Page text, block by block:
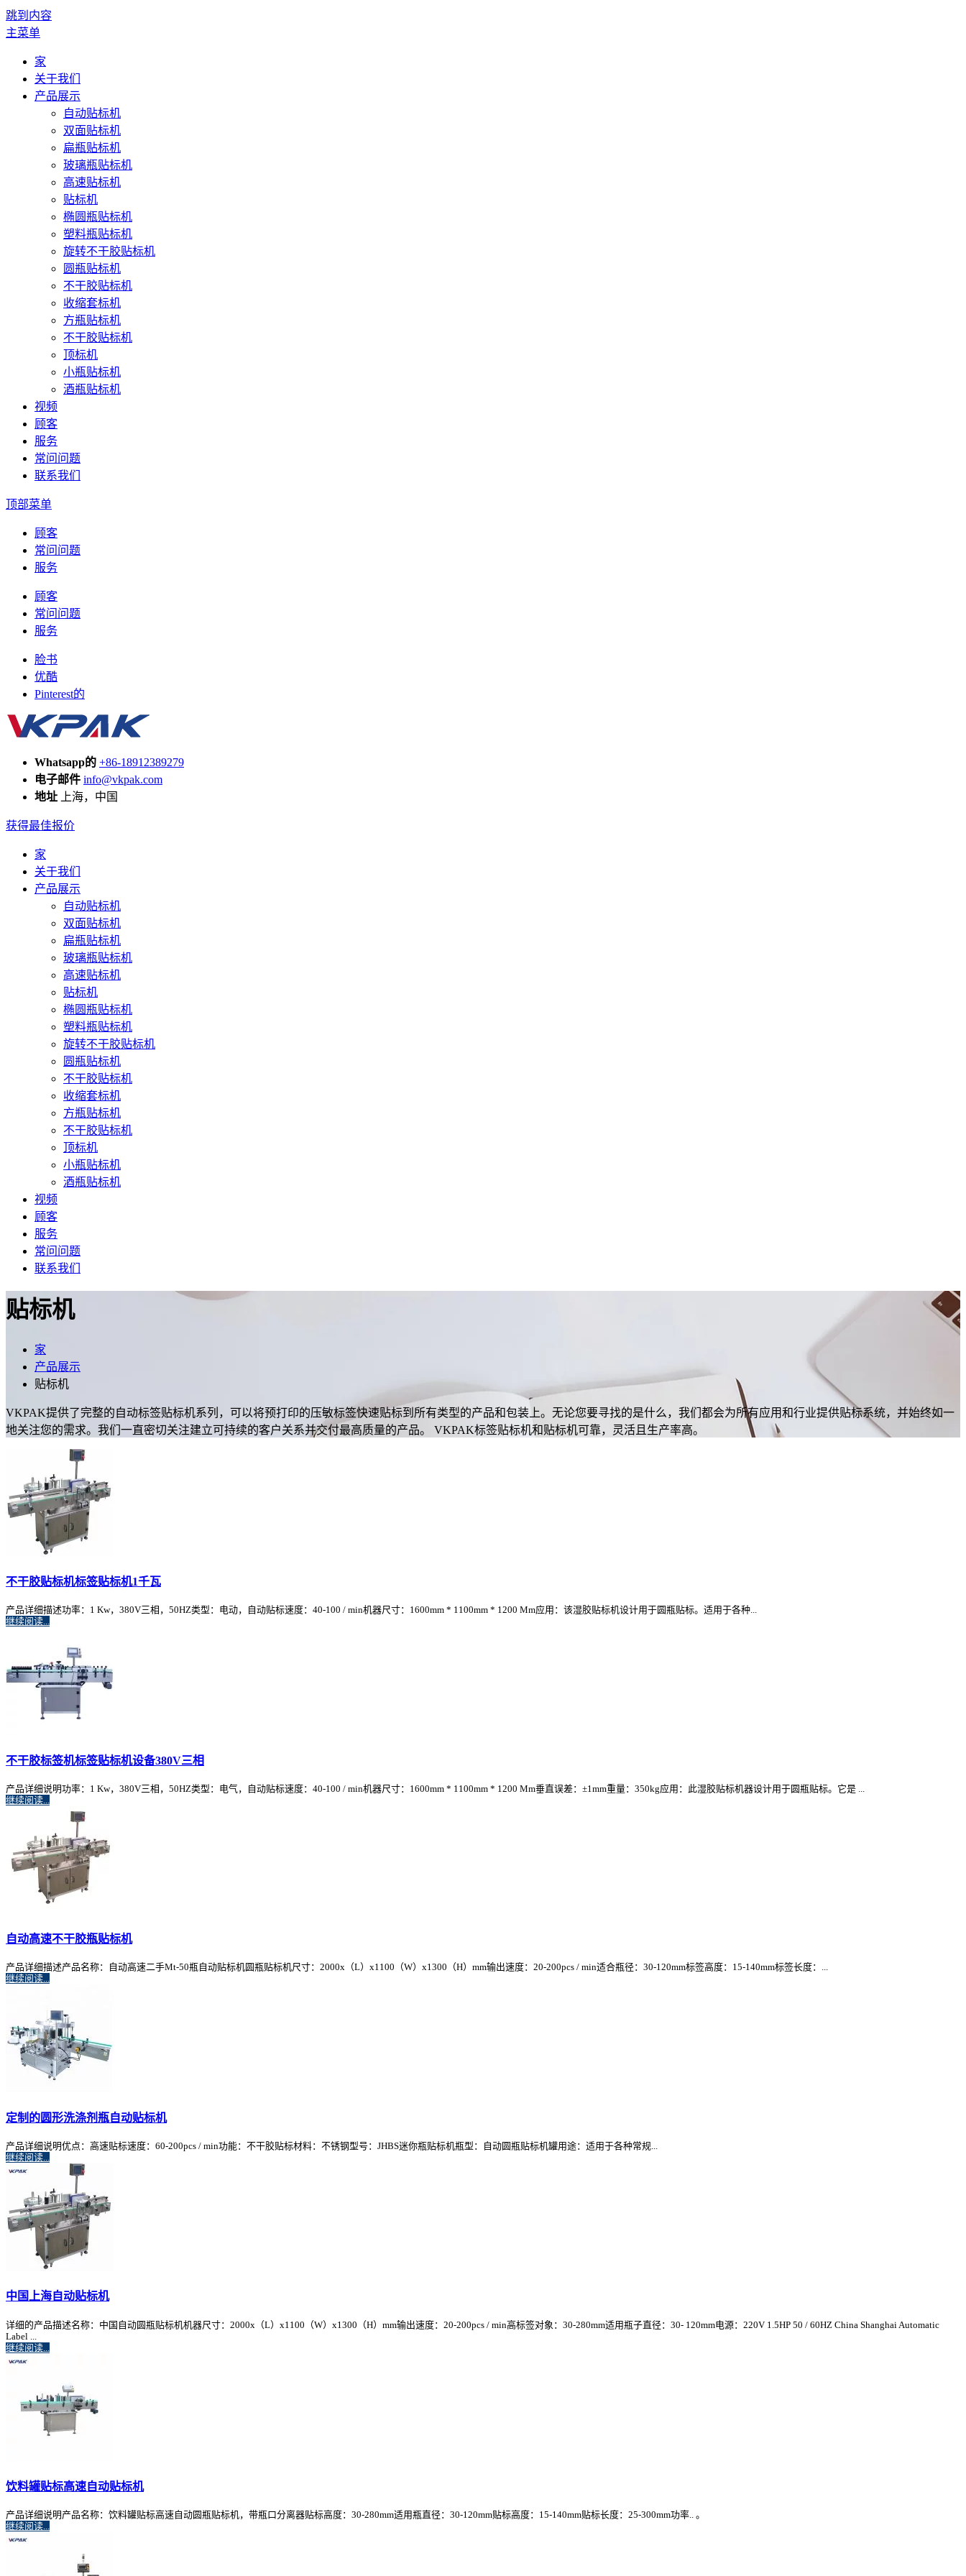
跳到内容
主菜单
家
关于我们
产品展示
自动贴标机
双面贴标机
扁瓶贴标机
玻璃瓶贴标机
高速贴标机
贴标机
椭圆瓶贴标机
塑料瓶贴标机
旋转不干胶贴标机
圆瓶贴标机
不干胶贴标机
收缩套标机
方瓶贴标机
不干胶贴标机
顶标机
小瓶贴标机
酒瓶贴标机
视频
顾客
服务
常问问题
联系我们
顶部菜单
顾客
常问问题
服务
顾客
常问问题
服务
脸书
优酷
Pinterest的
Whatsapp的 +86-18912389279
电子邮件 info@vkpak.com
地址 上海，中国
获得最佳报价
家
关于我们
产品展示
自动贴标机
双面贴标机
扁瓶贴标机
玻璃瓶贴标机
高速贴标机
贴标机
椭圆瓶贴标机
塑料瓶贴标机
旋转不干胶贴标机
圆瓶贴标机
不干胶贴标机
收缩套标机
方瓶贴标机
不干胶贴标机
顶标机
小瓶贴标机
酒瓶贴标机
视频
顾客
服务
常问问题
联系我们
贴标机
家
产品展示
贴标机
VKPAK提供了完整的自动标签贴标机系列，可以将预打印的压敏标签快速贴标到所有类型的产品和包装上。无论您要寻找的是什么，我们都会为所有应用和行业提供贴标系统，并始终如一
地关注您的需求。我们一直密切关注建立可持续的客户关系并交付最高质量的产品。 VKPAK标签贴标机和贴标机可靠，灵活且生产率高。
不干胶贴标机标签贴标机1千瓦
产品详细描述功率：1 Kw，380V三相，50HZ类型：电动，自动贴标速度：40-100 / min机器尺寸：1600mm * 1100mm * 1200 Mm应用：该湿胶贴标机设计用于圆瓶贴标。适用于各种...
继续阅读...
不干胶标签机标签贴标机设备380V三相
产品详细说明功率：1 Kw，380V三相，50HZ类型：电气，自动贴标速度：40-100 / min机器尺寸：1600mm * 1100mm * 1200 Mm垂直误差：±1mm重量：350kg应用：此湿胶贴标机器设计用于圆瓶贴标。它是 ...
继续阅读...
自动高速不干胶瓶贴标机
产品详细描述产品名称：自动高速二手Mt-50瓶自动贴标机圆瓶贴标机尺寸：2000x（L）x1100（W）x1300（H）mm输出速度：20-200pcs / min适合瓶径：30-120mm标签高度：15-140mm标签长度：...
继续阅读...
定制的圆形洗涤剂瓶自动贴标机
产品详细说明优点：高速贴标速度：60-200pcs / min功能：不干胶贴标材料：不锈钢型号：JHBS迷你瓶贴标机瓶型：自动圆瓶贴标机罐用途：适用于各种常规...
继续阅读...
中国上海自动贴标机
详细的产品描述名称：中国自动圆瓶贴标机机器尺寸：2000x（L）x1100（W）x1300（H）mm输出速度：20-200pcs / min高标签对象：30-280mm适用瓶子直径：30- 120mm电源：220V 1.5HP 50 / 60HZ China Shanghai Automatic
Label ...
继续阅读...
饮料罐贴标高速自动贴标机
产品详细说明产品名称：饮料罐贴标高速自动圆瓶贴标机，带瓶口分离器贴标高度：30-280mm适用瓶直径：30-120mm贴标高度：15-140mm贴标长度：25-300mm功率.. 。
继续阅读...